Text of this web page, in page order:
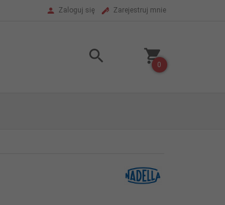
Zaloguj się Zarejestruj mnie
0